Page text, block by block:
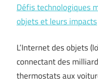
Défis technologiques
objets et leurs impacts
L’Internet des objets
connectant des
thermostats aux